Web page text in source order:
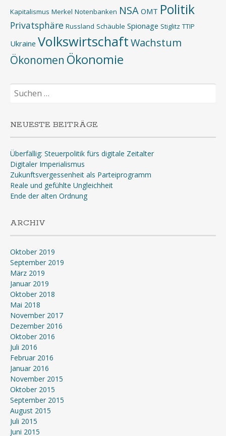
Kapitalismus Merkel Notenbanken NSA OMT Politik
Privatsphäre Russland Schäuble Spionage Stiglitz TTIP
Ukraine VolkswirtschaftWachstum
Ökonomen Ökonomie
Suchen
nach:
NEUESTE BEITRÄGE
Überfällig: Steuerpolitik fürs digitale Zeitalter
Digitaler Imperialismus
Zukunftsvergessenheit als Parteiprogramm
Reale und gefühlte Ungleichheit
Ende der alten Ordnung
ARCHIV
Oktober 2019
September 2019
März 2019
Januar 2019
Oktober 2018
Mai 2018
November 2017
Dezember 2016
Oktober 2016
Juli 2016
Februar 2016
Januar 2016
November 2015
Oktober 2015
September 2015
August 2015
Juli 2015
Juni 2015